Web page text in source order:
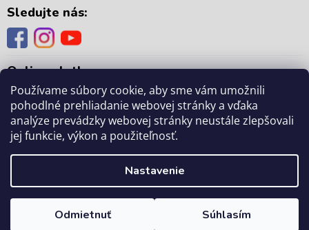
Používame súbory cookie, aby sme vám umožnili
pohodlné prehliadanie webovej stránky a vďaka
analýze prevádzky webovej stránky neustále zlepšovali
jej funkcie, výkon a použiteľnosť.
Nastavenie
Odmietnuť Súhlasím
Sledujte nás:
Online platby:
mámedoma.sk . Všetky práva vyhradené.
cookies